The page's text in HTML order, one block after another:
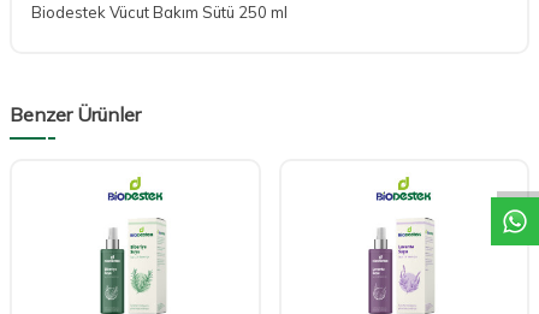
Biodestek Vücut Bakım Sütü 250 ml
Benzer Ürünler